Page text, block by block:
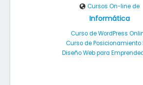
Cursos On-line de
Informática
Curso de WordPress
Curso de Posicionamiento
Diseño Web para